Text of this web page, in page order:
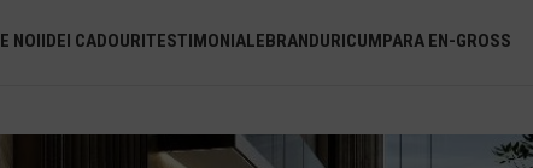
NOIIDEI CADOURITESTIMONIALEBRANDURICUMPARA EN-GROSS